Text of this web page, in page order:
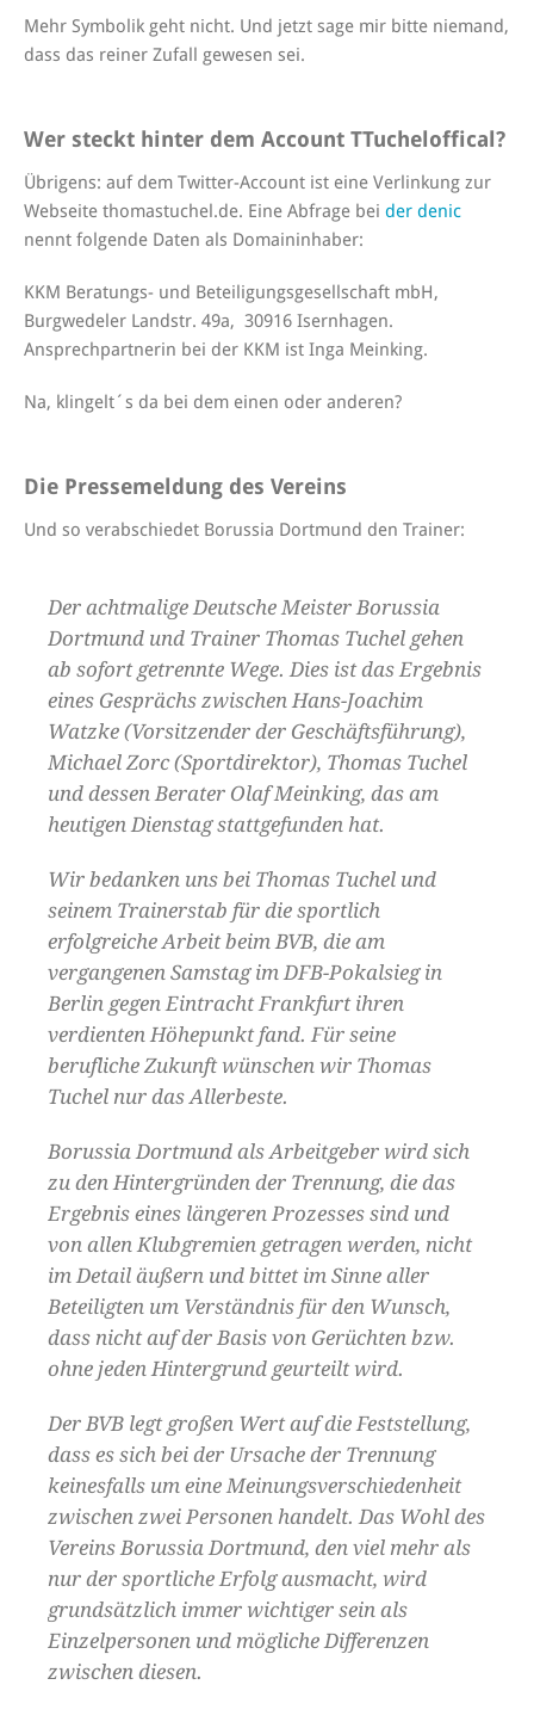
Mehr Symbolik geht nicht. Und jetzt sage mir bitte niemand,
dass das reiner Zufall gewesen sei.
Wer steckt hinter dem Account TTucheloffical?
Übrigens: auf dem Twitter-Account ist eine Verlinkung zur
Webseite thomastuchel.de. Eine Abfrage bei der denic
nennt folgende Daten als Domaininhaber:
KKM Beratungs- und Beteiligungsgesellschaft mbH,
Burgwedeler Landstr. 49a, 30916 Isernhagen.
Ansprechpartnerin bei der KKM ist Inga Meinking.
Na, klingelt´s da bei dem einen oder anderen?
Die Pressemeldung des Vereins
Und so verabschiedet Borussia Dortmund den Trainer:
Der achtmalige Deutsche Meister Borussia
Dortmund und Trainer Thomas Tuchel gehen
ab sofort getrennte Wege. Dies ist das Ergebnis
eines Gesprächs zwischen Hans-Joachim
Watzke (Vorsitzender der Geschäftsführung),
Michael Zorc (Sportdirektor), Thomas Tuchel
und dessen Berater Olaf Meinking, das am
heutigen Dienstag stattgefunden hat.
Wir bedanken uns bei Thomas Tuchel und
seinem Trainerstab für die sportlich
erfolgreiche Arbeit beim BVB, die am
vergangenen Samstag im DFB-Pokalsieg in
Berlin gegen Eintracht Frankfurt ihren
verdienten Höhepunkt fand. Für seine
berufliche Zukunft wünschen wir Thomas
Tuchel nur das Allerbeste.
Borussia Dortmund als Arbeitgeber wird sich
zu den Hintergründen der Trennung, die das
Ergebnis eines längeren Prozesses sind und
von allen Klubgremien getragen werden, nicht
im Detail äußern und bittet im Sinne aller
Beteiligten um Verständnis für den Wunsch,
dass nicht auf der Basis von Gerüchten bzw.
ohne jeden Hintergrund geurteilt wird.
Der BVB legt großen Wert auf die Feststellung,
dass es sich bei der Ursache der Trennung
keinesfalls um eine Meinungsverschiedenheit
zwischen zwei Personen handelt. Das Wohl des
Vereins Borussia Dortmund, den viel mehr als
nur der sportliche Erfolg ausmacht, wird
grundsätzlich immer wichtiger sein als
Einzelpersonen und mögliche Differenzen
zwischen diesen.